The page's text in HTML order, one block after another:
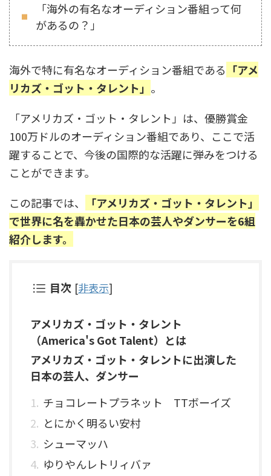
「海外の有名なオーディション番組って何
があるの？」
海外で特に有名なオーディション番組である 「アメ
リカズ・ゴット・タレント」 。
「アメリカズ・ゴット・タレント」は、優勝賞金
100万ドルのオーディション番組であり、ここで活
躍することで、今後の国際的な活躍に弾みをつける
ことができます。
この記事では、
「アメリカズ・ゴット・タレント」
で世界に名を轟かせた日本の芸人やダンサーを6組
紹介します。
目次 [非表示]
アメリカズ・ゴット・タレント
（America's Got Talent）とは
アメリカズ・ゴット・タレントに出演した
日本の芸人、ダンサー
チョコレートプラネット TTボーイズ
とにかく明るい安村
シューマッハ
ゆりやんレトリィバァ